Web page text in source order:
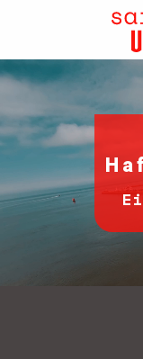
principal